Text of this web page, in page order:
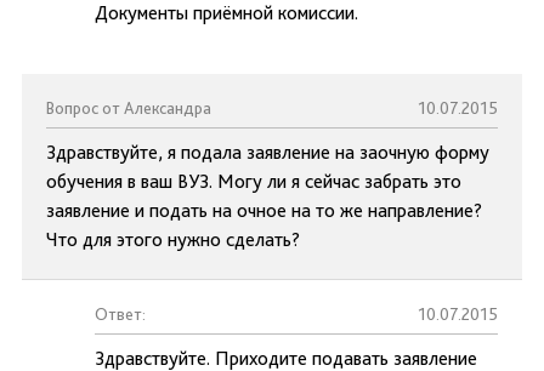
Документы приёмной комиссии.
Вопрос от Александра 10.07.2015
Здравствуйте, я подала заявление на заочную форму
обучения в ваш ВУЗ. Могу ли я сейчас забрать это
заявление и подать на очное на то же направление?
Что для этого нужно сделать?
Ответ: 10.07.2015
Здравствуйте. Приходите подавать заявление